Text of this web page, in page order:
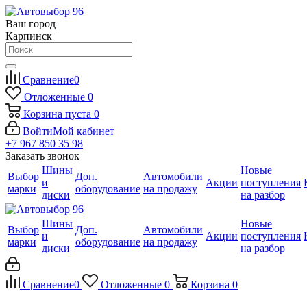
Ваш город
Карпинск
Сравнение0
Отложенные 0
Корзина пуста 0
ВойтиМой кабинет
+7 967 850 35 98
Заказать звонок
Выбор
марки
Шины
и
диски
Доп.
оборудование
Автомобили
на продажу
Акции
Новые
поступления
на разбор
Выбор
марки
Шины
и
диски
Доп.
оборудование
Автомобили
на продажу
Акции
Новые
поступления
на разбор
Сравнение0 Отложенные 0 Корзина 0